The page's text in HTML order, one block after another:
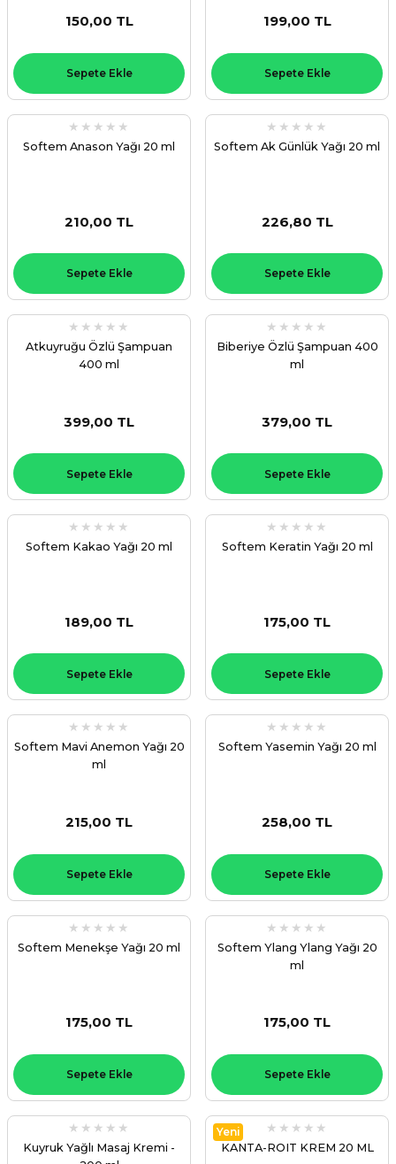
150,00 TL
Sepete Ekle
199,00 TL
Sepete Ekle
Softem Anason Yağı 20 ml
210,00 TL
Sepete Ekle
Softem Ak Günlük Yağı 20 ml
226,80 TL
Sepete Ekle
Atkuyruğu Özlü Şampuan
400 ml
399,00 TL
Sepete Ekle
Biberiye Özlü Şampuan 400
ml
379,00 TL
Sepete Ekle
Softem Kakao Yağı 20 ml
189,00 TL
Sepete Ekle
Softem Keratin Yağı 20 ml
175,00 TL
Sepete Ekle
Softem Mavi Anemon Yağı 20
ml
215,00 TL
Sepete Ekle
Softem Yasemin Yağı 20 ml
258,00 TL
Sepete Ekle
Softem Menekşe Yağı 20 ml
175,00 TL
Sepete Ekle
Softem Ylang Ylang Yağı 20
ml
175,00 TL
Sepete Ekle
Kuyruk Yağlı Masaj Kremi -
Yeni
KANTA-ROIT KREM 20 ML